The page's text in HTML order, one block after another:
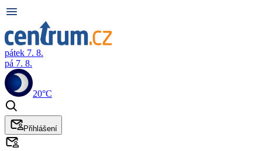
pátek 7. 8.
pá 7. 8.
20°C
Přihlášení